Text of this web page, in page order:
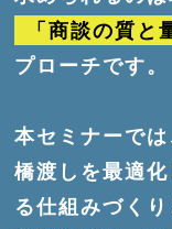
「商談の質と
プローチです。
本セミナーで
橋渡しを最適
る仕組みづく